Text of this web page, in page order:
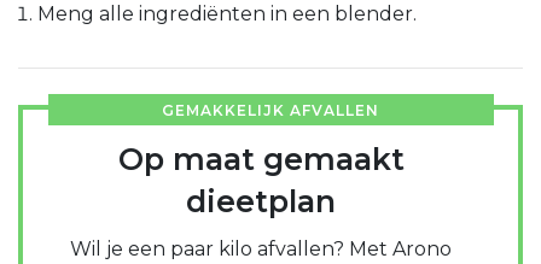
Meng alle ingrediënten in een blender.
GEMAKKELIJK AFVALLEN
Op maat gemaakt
dieetplan
Wil je een paar kilo afvallen? Met Arono